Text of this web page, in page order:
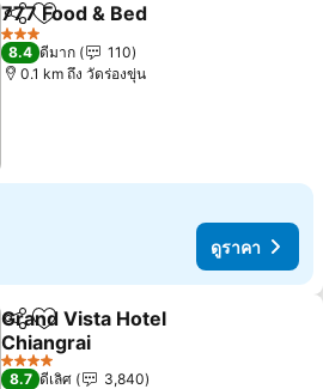
แชร์ เพิ่มในรายการโปรด
777 Food & Bed
3 ดาว
8.4 ดีมาก
110
0.1 km ถึง วัดร่องขุ่น
ดูราคา
แชร์ เพิ่มในรายการโปรด
Grand Vista Hotel
Chiangrai
4 ดาว
8.7 ดีเลิศ
3,840